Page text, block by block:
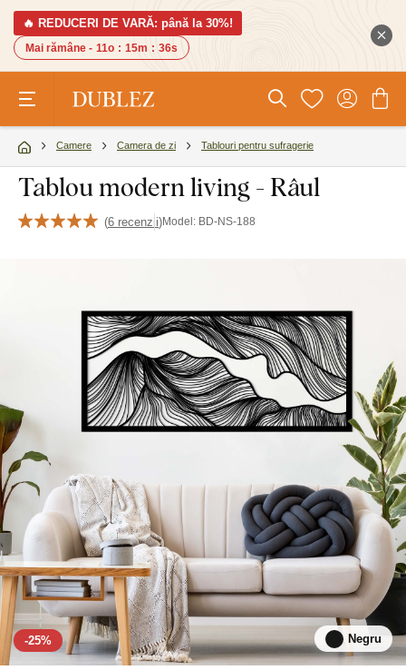
🔥 REDUCERI DE VARĂ: până la 30%!
Mai rămâne - 11o : 15m : 36s
Camere Camera de zi Tablouri pentru sufragerie
Tablou modern living - Râul
(6 recenzii)Model: BD-NS-188
-25% Negru